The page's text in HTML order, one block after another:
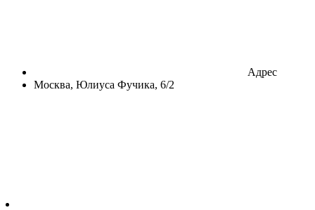
Адрес
Москва, Юлиуса Фучика, 6/2